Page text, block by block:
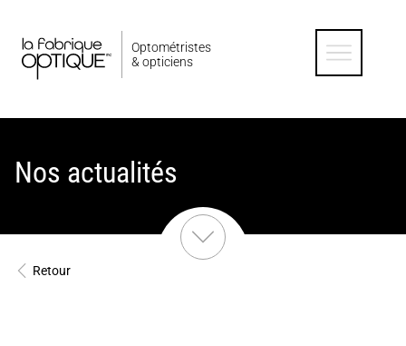
Optométristes
& opticiens
Nos actualités
Retour